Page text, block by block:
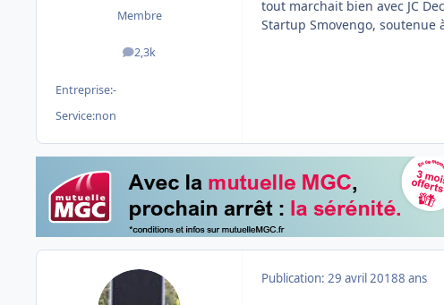
Membre
2,3k
messages
Entreprise:-
Service:non
tout marchait bien avec JC
Startup Smovengo, soutenue
Publication: 29 avril 20188 ans